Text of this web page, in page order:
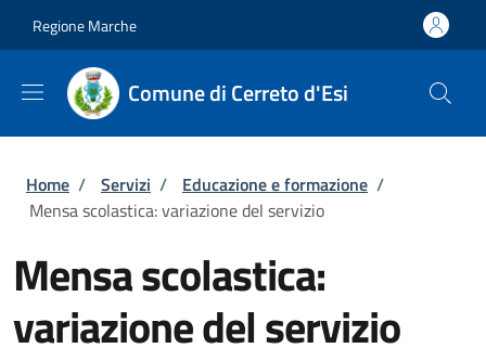
Regione Marche
Comune di Cerreto d'Esi
Briciole di pane
Home / Servizi / Educazione e formazione /
Mensa scolastica: variazione del servizio
Mensa scolastica:
variazione del servizio